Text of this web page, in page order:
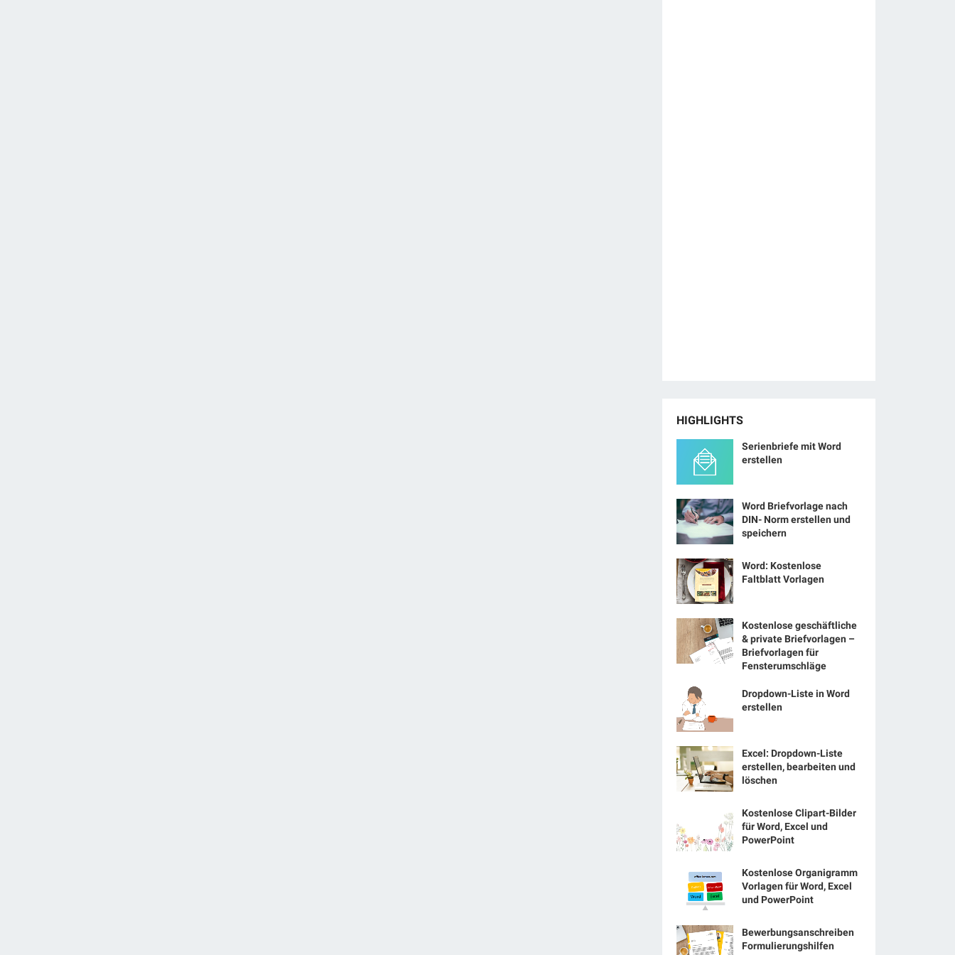
HIGHLIGHTS
Serienbriefe mit Word
erstellen
Word Briefvorlage nach
DIN- Norm erstellen und
speichern
Word: Kostenlose
Faltblatt Vorlagen
Kostenlose geschäftliche
& private Briefvorlagen –
Briefvorlagen für
Fensterumschläge
Dropdown-Liste in Word
erstellen
Excel: Dropdown-Liste
erstellen, bearbeiten und
löschen
Kostenlose Clipart-Bilder
für Word, Excel und
PowerPoint
Kostenlose Organigramm
Vorlagen für Word, Excel
und PowerPoint
Bewerbungsanschreiben
Formulierungshilfen